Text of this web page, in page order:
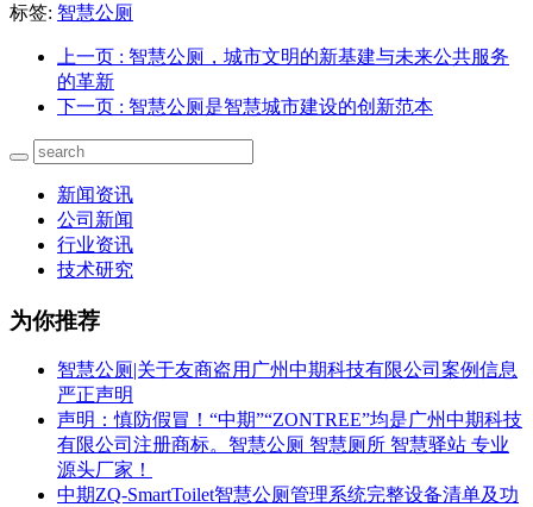
标签: 智慧公厕
上一页 : 智慧公厕，城市文明的新基建与未来公共服务
的革新
下一页 : 智慧公厕是智慧城市建设的创新范本
新闻资讯
公司新闻
行业资讯
技术研究
为你推荐
智慧公厕|关于友商盗用广州中期科技有限公司案例信息
严正声明
声明：慎防假冒！“中期”“ZONTREE”均是广州中期科技
有限公司注册商标。智慧公厕 智慧厕所 智慧驿站 专业
源头厂家！
中期ZQ-SmartToilet智慧公厕管理系统完整设备清单及功